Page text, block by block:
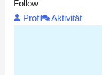
Follow
Profil
Aktivität